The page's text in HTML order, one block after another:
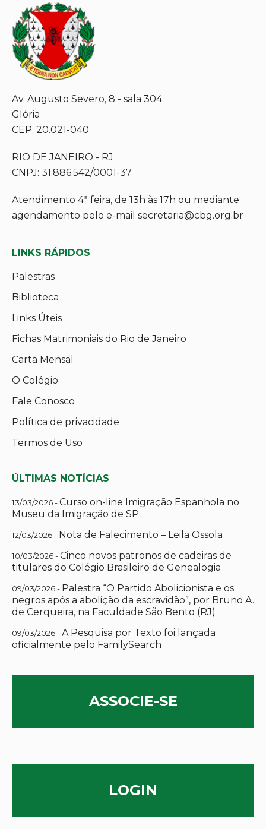
Av. Augusto Severo, 8 - sala 304.
Glória
CEP: 20.021-040
RIO DE JANEIRO - RJ
CNPJ: 31.886.542/0001-37
Atendimento 4ª feira, de 13h às 17h ou mediante
agendamento pelo e-mail secretaria@cbg.org.br
LINKS RÁPIDOS
Palestras
Biblioteca
Links Úteis
Fichas Matrimoniais do Rio de Janeiro
Carta Mensal
O Colégio
Fale Conosco
Política de privacidade
Termos de Uso
ÚLTIMAS NOTÍCIAS
13/03/2026 -Curso on-line Imigração Espanhola no
Museu da Imigração de SP
12/03/2026 - Nota de Falecimento – Leila Ossola
10/03/2026 -Cinco novos patronos de cadeiras de
titulares do Colégio Brasileiro de Genealogia
09/03/2026 - Palestra “O Partido Abolicionista e os
negros após a abolição da escravidão”, por Bruno A.
de Cerqueira, na Faculdade São Bento (RJ)
09/03/2026 -A Pesquisa por Texto foi lançada
oficialmente pelo FamilySearch
ASSOCIE-SE
LOGIN